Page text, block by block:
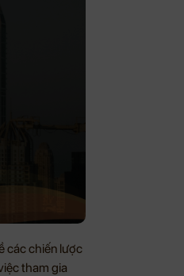
các chiến lược
tham gia